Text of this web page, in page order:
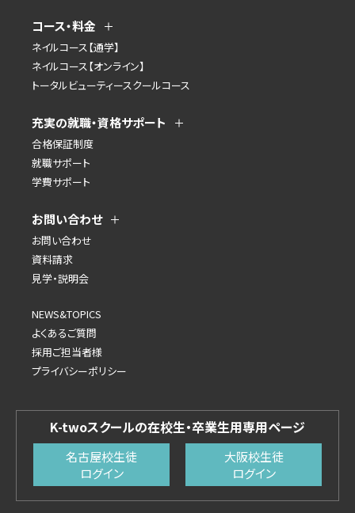
コース・料金
ネイルコース【通学】
ネイルコース【オンライン】
トータルビューティースクールコース
お問い合わせ
お問い合わせ
資料請求
見学・説明会
充実の就職・資格サポート
合格保証制度
就職サポート
学費サポート
NEWS&TOPICS
よくあるご質問
採用ご担当者様
プライバシーポリシー
K-twoスクールの在校生・卒業生用専用ページ
名古屋校生徒
ログイン
大阪校生徒
ログイン